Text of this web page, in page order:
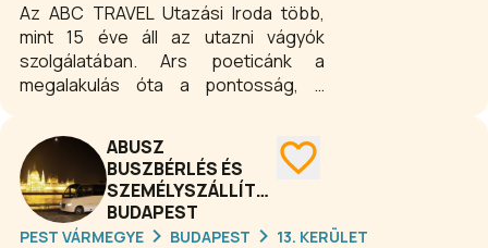
Az ABC TRAVEL Utazási Iroda több,
mint 15 éve áll az utazni vágyók
szolgálatában. Ars poeticánk a
megalakulás óta a pontosság, a
bizalmának megszerzése és
megtartása. Visszatérő Utasaink ezt
bizonyítják!
ABUSZ
BUSZBÉRLÉS ÉS
SZEMÉLYSZÁLLÍTÁS
BUDAPEST
PEST VÁRMEGYE BUDAPEST 13. KERÜLET